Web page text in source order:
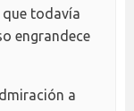
que todavía
engrandece
a